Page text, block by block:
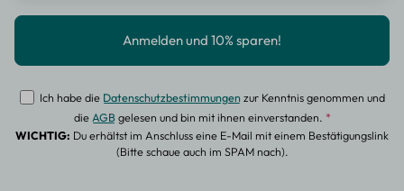
Ich habe die Datenschutzbestimmungenzur Kenntnis genommen und
die AGBgelesen und bin mit ihnen einverstanden. *
WICHTIG: Du erhältst im Anschluss eine E-Mail mit einem Bestätigungslink
(Bitte schaue auch im SPAM nach).